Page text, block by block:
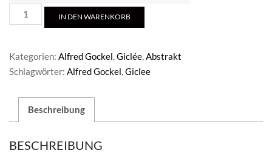
Alfred
Gockel
Ice
2
IN DEN WARENKORB
Kategorien: Alfred Gockel,Giclée,Abstrakt
Schlagwörter: Alfred Gockel,Giclee
Beschreibung
BESCHREIBUNG